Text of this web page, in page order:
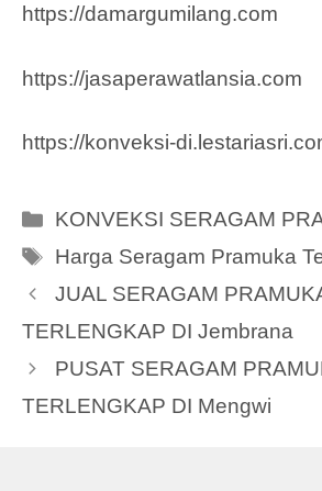
https://damargumilang.com
https://jasaperawatlansia.com
https://konveksi-
Categories
KONVEKSI SERAGAM
Tags
Harga Seragam Pramuka
JUAL SERAGAM
TERLENGKAP DI Jembrana
PUSAT SERAGAM
TERLENGKAP DI Mengwi